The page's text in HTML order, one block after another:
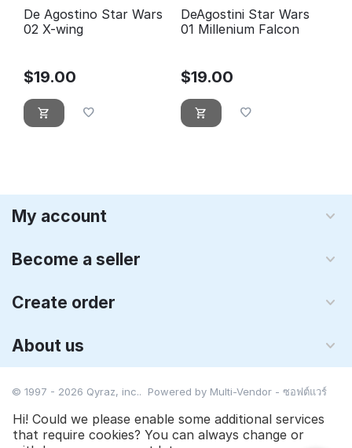
$19.00 Add to cart
De Agostino Star Wars
02 X-wing
$19.00
DeAgostini Star Wars
01 Millenium Falcon
$19.00
My account
Become a seller
Create order
About us
© 1997 - 2026 Qyraz, inc.. Powered by Multi-Vendor - ซอฟต์แวร์
Hi! Could we please enable some additional services
that require cookies? You can always change or